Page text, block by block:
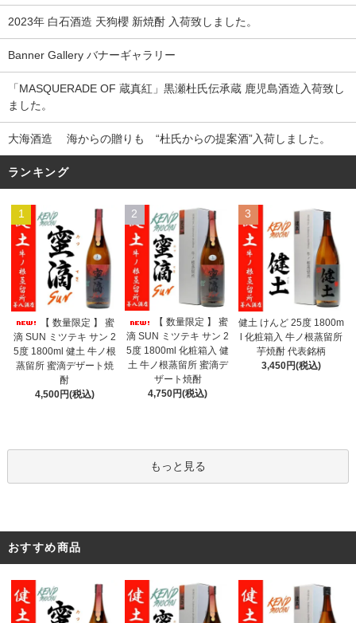
2023年 白石酒造 天狗櫻 新焼酎 入荷致しました。
Banner Gallery バナーギャラリー
「MASQUERADE OF 蔵真紅」黒瀬杜氏伝承蔵 鹿児島酒造入荷致し
ました。
大海酒造 海からの贈りも “杜氏からの提案酒”入荷しました。
ランキング
1
【 数量限定 】 蜜
滴 SUN ミツテキ サン 2
5度 1800ml 健土 牛ノ根
蒸留所 蜜滴デザート焼
酎
4,500円(税込)
2
【 数量限定 】 蜜
滴 SUN ミツテキ サン 2
5度 1800ml 化粧箱入 健
土 牛ノ根蒸留所 蜜滴デ
ザート焼酎
4,750円(税込)
3
健土 けんど 25度 1800m
l 化粧箱入 牛ノ根蒸留所
芋焼酎 代表銘柄
3,450円(税込)
もっと見る
おすすめ商品